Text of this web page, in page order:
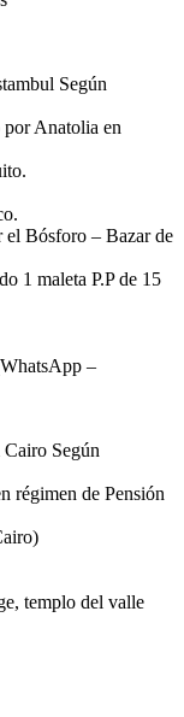
Según
Anatolia en
el Bósforo – Bazar de
1 maleta P.P de 15
–
Según
régimen de Pensión
templo del valle